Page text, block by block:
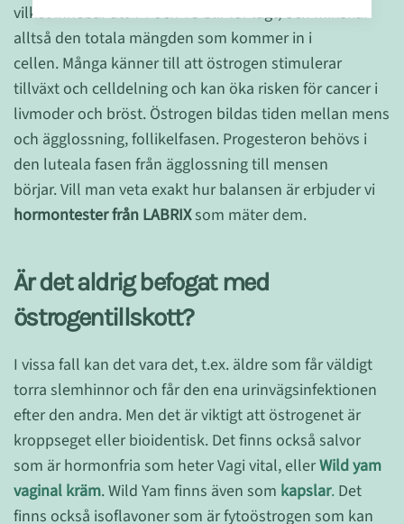
vilket innebär att T4 och T3 blir för lågt, och minskar
alltså den totala mängden som kommer in i
cellen. Många känner till att östrogen stimulerar
tillväxt och celldelning och kan öka risken för cancer i
livmoder och bröst. Östrogen bildas tiden mellan mens
och ägglossning, follikelfasen. Progesteron behövs i
den luteala fasen från ägglossning till mensen
börjar. Vill man veta exakt hur balansen är erbjuder vi
hormontester från LABRIXsom mäter dem.
Är det aldrig befogat med
östrogentillskott?
I vissa fall kan det vara det, t.ex. äldre som får väldigt
torra slemhinnor och får den ena urinvägsinfektionen
efter den andra. Men det är viktigt att östrogenet är
kroppseget eller bioidentisk. Det finns också salvor
som är hormonfria som heter Vagi vital, ellerWild yam
vaginal kräm. Wild Yam finns även som kapslar. Det
finns också isoflavoner som är fytoöstrogen som kan